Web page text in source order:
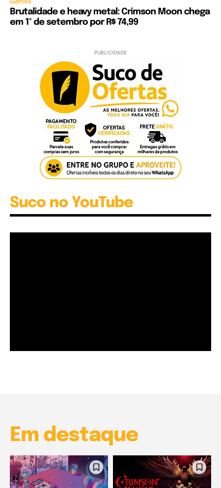
Brutalidade e heavy metal: Crimson Moon chega
em 1º de setembro por R$ 74,99
PUBLICIDADE
Suco no YouTube
Em destaque